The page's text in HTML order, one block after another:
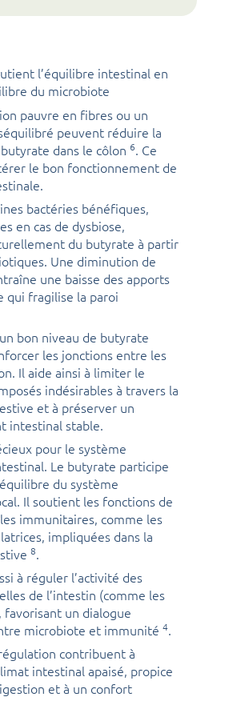
l’équilibre intestinal en
du microbiote
pauvre en fibres ou un
peuvent réduire la
dans le côlon 6. Ce
le bon fonctionnement de
bactéries bénéfiques,
en cas de dysbiose,
du butyrate à partir
Une diminution de
une baisse des apports
qui fragilise la paroi
bon niveau de butyrate
les jonctions entre les
Il aide ainsi à limiter le
indésirables à travers la
et à préserver un
intestinal stable.
pour le système
Le butyrate participe
du système
Il soutient les fonctions de
immunitaires, comme les
impliquées dans la
8.
à réguler l’activité des
de l’intestin (comme les
favorisant un dialogue
microbiote et immunité 4.
contribuent à
intestinal apaisé, propice
et à un confort